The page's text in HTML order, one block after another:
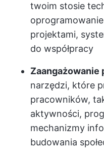
twoim stosie
projektami,
do współpracy
Zaangażowanie
narzędzi, które
pracowników,
aktywności,
mechanizmy
budowania